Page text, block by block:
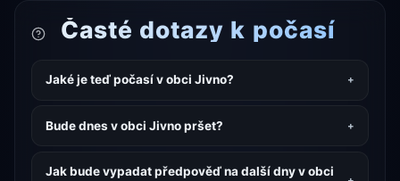
Časté dotazy k počasí
Jaké je teď počasí v obci Jivno?
Bude dnes v obci Jivno pršet?
Jak bude vypadat předpověď na další dny v obci